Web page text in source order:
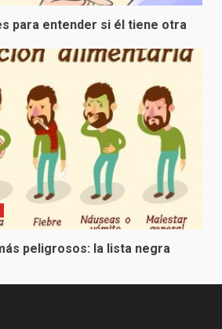
para entender si él tiene otra
peligrosos: la lista negra